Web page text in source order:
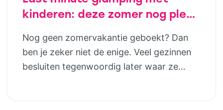
kinderen: deze zomer nog plek
Vodatent en Tendi
Nog geen zomervakantie geboekt? Dan
ben je zeker niet de enige. Veel gezinnen
besluiten tegenwoordig later waar ze